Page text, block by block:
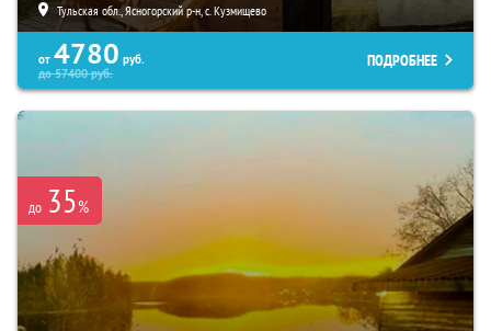
Тульская обл., Ясногорский р-н, с. Кузмищево
от 4780 руб.
до57400руб.
ПОДРОБНЕЕ
до 35%